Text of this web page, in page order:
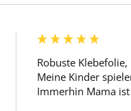
Robuste
Meine Kinder
Immerhin Mama